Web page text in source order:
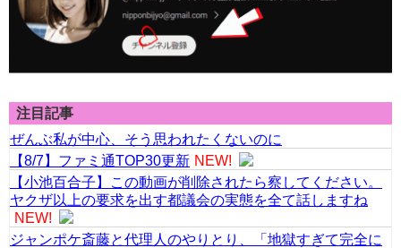
注目記事
ぜんぶ私が中心、そう思われたくないのに
【8/7】ファミ通TOP30更新 NEW!
【小池百合子】この動画が削除されたら察してください。
ヤクザ以上の要求を出す都議会の実態を全て話しますね
NEW!
ジャンポケ斎藤と代理人のやりとり、「地獄すぎて完全に